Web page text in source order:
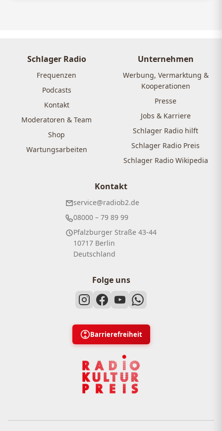
Schlager Radio
Frequenzen
Podcasts
Kontakt
Moderatoren & Team
Shop
Wartungsarbeiten
Unternehmen
Werbung, Vermarktung &
Kooperationen
Presse
Jobs & Karriere
Schlager Radio hilft
Schlager Radio Preis
Schlager Radio Wikipedia
Kontakt
service@radiob2.de
08000 – 79 89 99
Pfalzburger Straße 43-44
10717 Berlin
Deutschland
Folge uns
Barrierefreiheit